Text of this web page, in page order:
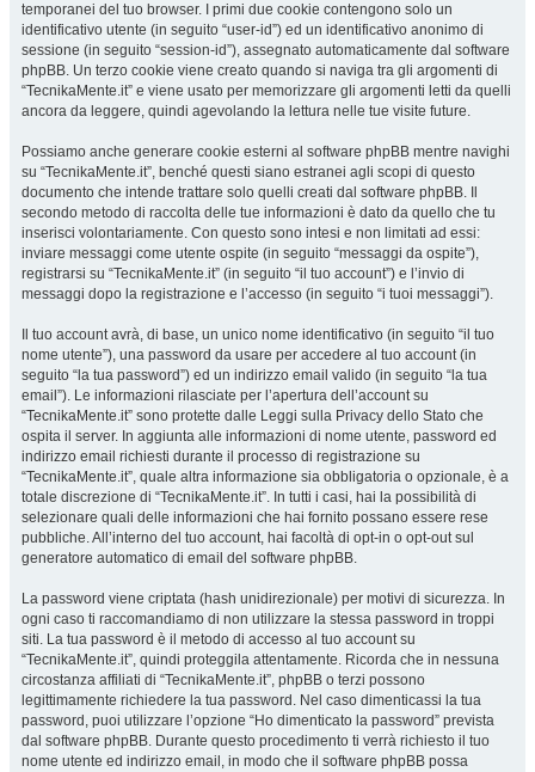
temporanei del tuo browser. I primi due cookie contengono solo un
identificativo utente (in seguito “user-id”) ed un identificativo anonimo di
sessione (in seguito “session-id”), assegnato automaticamente dal software
phpBB. Un terzo cookie viene creato quando si naviga tra gli argomenti di
“TecnikaMente.it” e viene usato per memorizzare gli argomenti letti da quelli
ancora da leggere, quindi agevolando la lettura nelle tue visite future.
Possiamo anche generare cookie esterni al software phpBB mentre navighi
su “TecnikaMente.it”, benché questi siano estranei agli scopi di questo
documento che intende trattare solo quelli creati dal software phpBB. Il
secondo metodo di raccolta delle tue informazioni è dato da quello che tu
inserisci volontariamente. Con questo sono intesi e non limitati ad essi:
inviare messaggi come utente ospite (in seguito “messaggi da ospite”),
registrarsi su “TecnikaMente.it” (in seguito “il tuo account”) e l’invio di
messaggi dopo la registrazione e l’accesso (in seguito “i tuoi messaggi”).
Il tuo account avrà, di base, un unico nome identificativo (in seguito “il tuo
nome utente”), una password da usare per accedere al tuo account (in
seguito “la tua password”) ed un indirizzo email valido (in seguito “la tua
email”). Le informazioni rilasciate per l’apertura dell’account su
“TecnikaMente.it” sono protette dalle Leggi sulla Privacy dello Stato che
ospita il server. In aggiunta alle informazioni di nome utente, password ed
indirizzo email richiesti durante il processo di registrazione su
“TecnikaMente.it”, quale altra informazione sia obbligatoria o opzionale, è a
totale discrezione di “TecnikaMente.it”. In tutti i casi, hai la possibilità di
selezionare quali delle informazioni che hai fornito possano essere rese
pubbliche. All’interno del tuo account, hai facoltà di opt-in o opt-out sul
generatore automatico di email del software phpBB.
La password viene criptata (hash unidirezionale) per motivi di sicurezza. In
ogni caso ti raccomandiamo di non utilizzare la stessa password in troppi
siti. La tua password è il metodo di accesso al tuo account su
“TecnikaMente.it”, quindi proteggila attentamente. Ricorda che in nessuna
circostanza affiliati di “TecnikaMente.it”, phpBB o terzi possono
legittimamente richiedere la tua password. Nel caso dimenticassi la tua
password, puoi utilizzare l’opzione “Ho dimenticato la password” prevista
dal software phpBB. Durante questo procedimento ti verrà richiesto il tuo
nome utente ed indirizzo email, in modo che il software phpBB possa